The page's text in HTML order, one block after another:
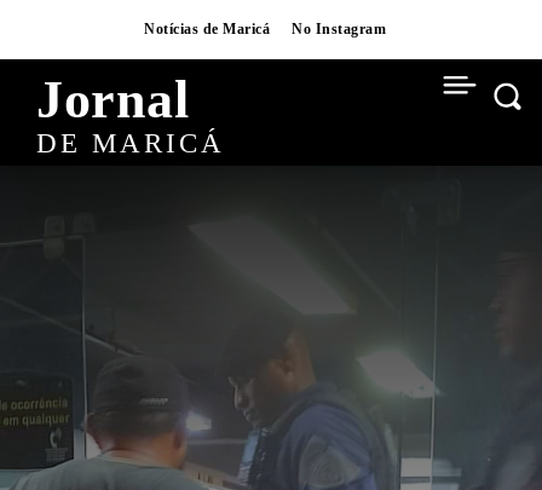
Notícias de Maricá No Instagram
Jornal
DE MARICÁ